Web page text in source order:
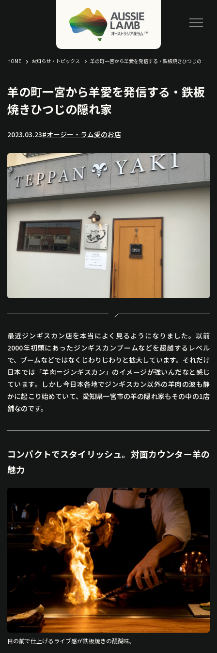
HOME お知らせ・トピックス 羊の町一宮から羊愛を発信する・鉄板焼きひつじの隠れ家
羊の町一宮から羊愛を発信する・鉄板
焼きひつじの隠れ家
2023.03.23#オージー・ラム愛のお店
最近ジンギスカン店を本当によく見るようになりました。以前
2000年初頭にあったジンギスカンブームなどを超越するレベル
で、ブームなどではなくじわりじわりと拡大しています。それだけ
日本では「羊肉＝ジンギスカン」のイメージが強いんだなと感じ
ています。しかし今日本各地でジンギスカン以外の羊肉の波も静
かに起こり始めていて、愛知県一宮市の羊の隠れ家もその中の1店
舗なのです。
コンパクトでスタイリッシュ。対面カウンター羊の
魅力
目の前で仕上げるライブ感が鉄板焼きの醍醐味。